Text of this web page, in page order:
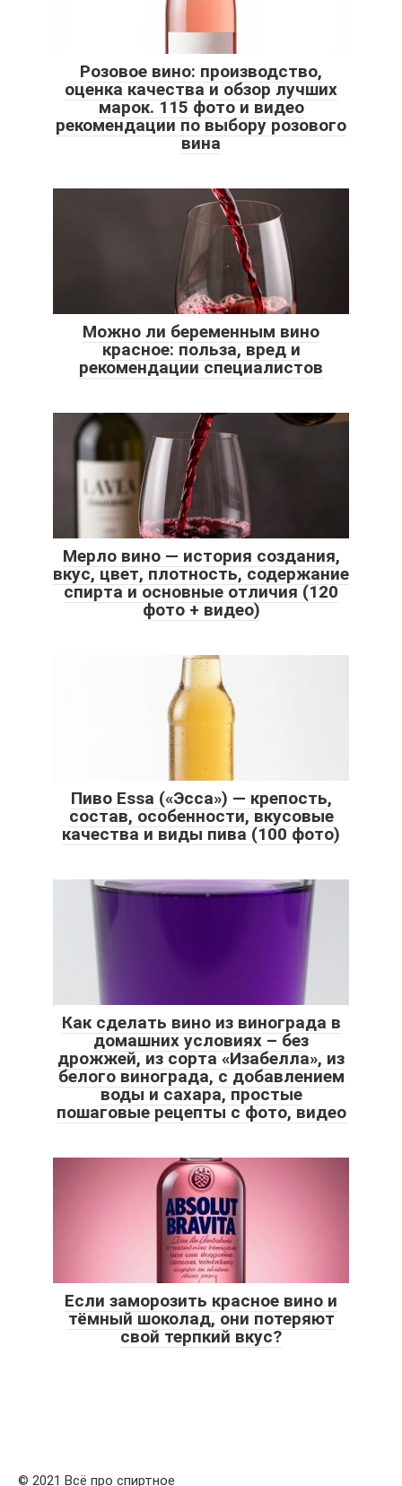
Розовое вино: производство,
оценка качества и обзор лучших
марок. 115 фото и видео
рекомендации по выбору розового
вина
Можно ли беременным вино
красное: польза, вред и
рекомендации специалистов
Мерло вино — история создания,
вкус, цвет, плотность, содержание
спирта и основные отличия (120
фото + видео)
Пиво Essa («Эсса») — крепость,
состав, особенности, вкусовые
качества и виды пива (100 фото)
Как сделать вино из винограда в
домашних условиях – без
дрожжей, из сорта «Изабелла», из
белого винограда, с добавлением
воды и сахара, простые
пошаговые рецепты с фото, видео
Если заморозить красное вино и
тёмный шоколад, они потеряют
свой терпкий вкус?
© 2021 Всё про спиртное